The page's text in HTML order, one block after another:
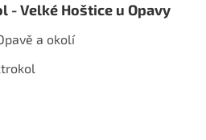
Velké Hoštice u Opavy
a okolí